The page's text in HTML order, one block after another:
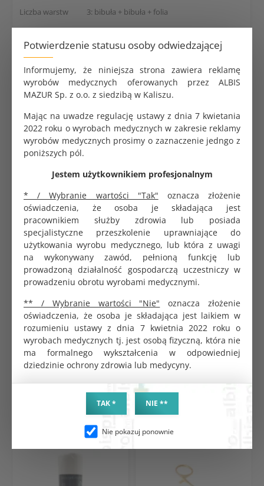
Potwierdzenie statusu osoby odwiedzającej
Informujemy, że niniejsza strona zawiera reklamę
wyrobów medycznych oferowanych przez ALBIS
MAZUR Sp. z o.o. z siedzibą w Kaliszu.
Mając na uwadze regulację ustawy z dnia 7 kwietania
2022 roku o wyrobach medycznych w zakresie reklamy
wyrobów medycznych prosimy o zaznaczenie jedngo z
poniższych pól.
Jestem użytkownikiem profesjonalnym
* / Wybranie wartości "Tak" oznacza złożenie
oświadczenia, że osoba je składająca jest
pracownikiem służby zdrowia lub posiada
specjalistyczne przeszkolenie uprawniające do
użytkowania wyrobu medycznego, lub która z uwagi
na wykonywany zawód, pełnioną funkcję lub
prowadzoną działalność gospodarczą uczestniczy w
prowadzeniu obrotu wyrobami medycznymi.
** / Wybranie wartości "Nie" oznacza złożenie
oświadczenia, że osoba je składająca jest laikiem w
rozumieniu ustawy z dnia 7 kwietnia 2022 roku o
wyrobach medycznych tj. jest osobą fizyczną, która nie
ma formalnego wykształcenia w odpowiedniej
dziedzinie ochrony zdrowia lub medycyny.
TAK * NIE **
Nie pokazuj ponownie
Liczba warstw 3: bibuła + bibuła + folia
Dane logistyczne
Opakowanie
jednostkowe
1 rolka (80 odcinków)
Opakowanie
zbiorcze
Producent
Weber & Weber Sp. z o.o., Puńców,
Cieszyńska 229, 43-400 Cieszyn, Polska
Adres e-mail [email protected]
MedixPro serwety medyczne bibułowo - foliowe. Trzy
warstwy bibuła - bibuła - folia. Rolka 38 cm x 50 cm. 50
sztuk na rolce. Nieprzemakalne. Kolor różowy.
Opakowanie zbiorcze 8 rolek. Jednostka zakupu 1 rolka.
PRODUKTY POWIĄZANE CHĘTNIE KUPOWANE